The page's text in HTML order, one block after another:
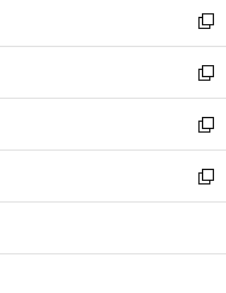
く
で
開
く
ド
ウ
で
開
く
ィ
ン
ド
ウ
で
開
く
い
ウ
ィ
ン
ド
ウ
で
開
新
し
い
ウ
ィ
ン
ド
ウ
開
新
し
い
ウ
ィ
ン
ウ
新
し
い
ウ
ン
新
し
ウ